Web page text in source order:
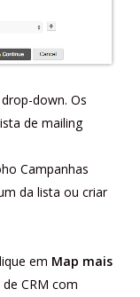
down. Os
de mailing
Campanhas
da lista ou criar
em Map mais
CRM com